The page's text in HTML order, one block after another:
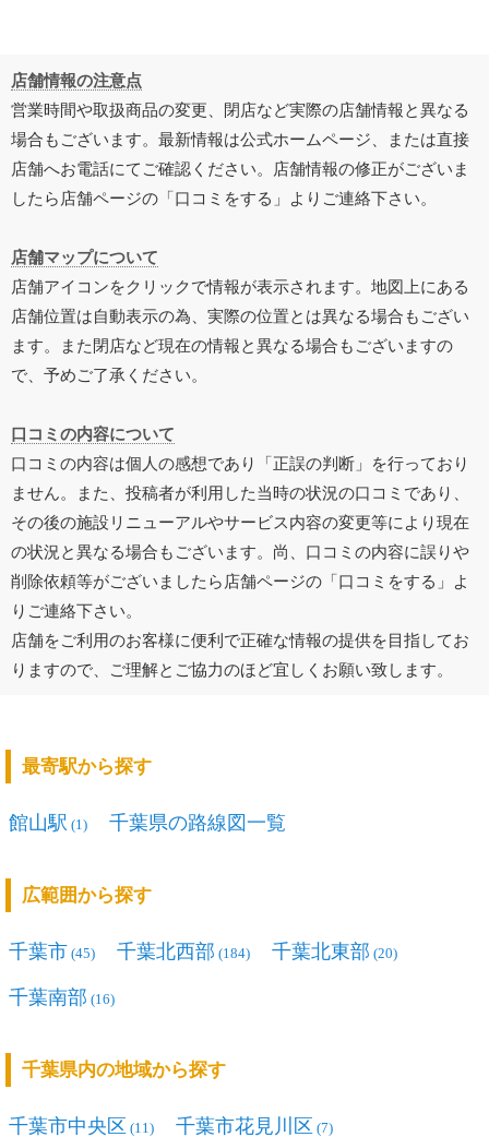
店舗情報の注意点
営業時間や取扱商品の変更、閉店など実際の店舗情報と異なる
場合もございます。最新情報は公式ホームページ、または直接
店舗へお電話にてご確認ください。店舗情報の修正がございま
したら店舗ページの「口コミをする」よりご連絡下さい。
店舗マップについて
店舗アイコンをクリックで情報が表示されます。地図上にある
店舗位置は自動表示の為、実際の位置とは異なる場合もござい
ます。また閉店など現在の情報と異なる場合もございますの
で、予めご了承ください。
口コミの内容について
口コミの内容は個人の感想であり「正誤の判断」を行っており
ません。また、投稿者が利用した当時の状況の口コミであり、
その後の施設リニューアルやサービス内容の変更等により現在
の状況と異なる場合もございます。尚、口コミの内容に誤りや
削除依頼等がございましたら店舗ページの「口コミをする」よ
りご連絡下さい。
店舗をご利用のお客様に便利で正確な情報の提供を目指してお
りますので、ご理解とご協力のほど宜しくお願い致します。
最寄駅から探す
館山駅 (1) 千葉県の路線図一覧
広範囲から探す
千葉市 (45) 千葉北西部 (184) 千葉北東部 (20)
千葉南部 (16)
千葉県内の地域から探す
千葉市中央区 (11) 千葉市花見川区 (7)